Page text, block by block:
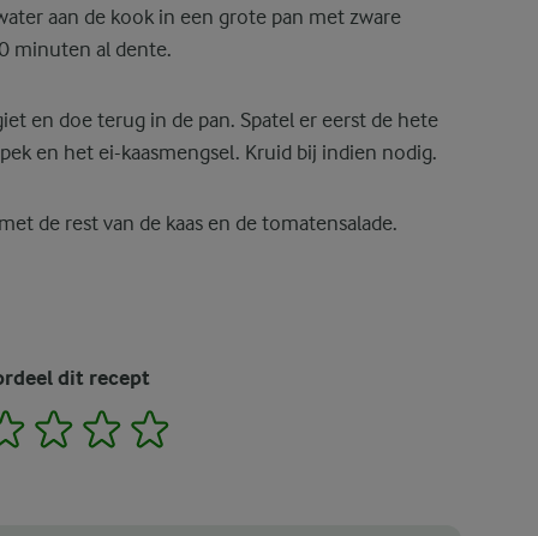
aan de kook in een grote pan met zware
minuten al dente.
en doe terug in de pan. Spatel er eerst de hete
en het ei-kaasmengsel. Kruid bij indien nodig.
de rest van de kaas en de tomatensalade.
dit recept
2 3 4